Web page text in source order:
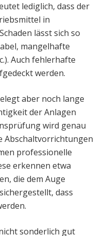
lediglich, dass der
in
lässt sich so
mangelhafte
Auch fehlerhafte
werden.
aber noch lange
der Anlagen
wird genau
Abschaltvorrichtungen
professionelle
erkennen etwa
die dem Auge
dass
sonderlich gut